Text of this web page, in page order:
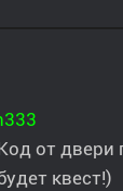
от двери
квест!)